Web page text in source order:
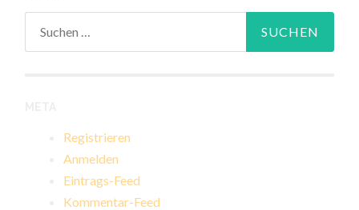
Registrieren
Anmelden
Eintrags-Feed
Kommentar-Feed